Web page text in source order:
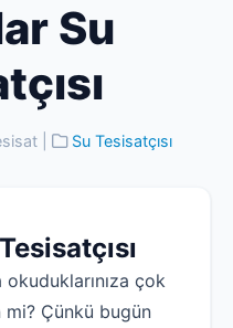
Su
Su Tesisatçısı
çok
mi? Çünkü bugün